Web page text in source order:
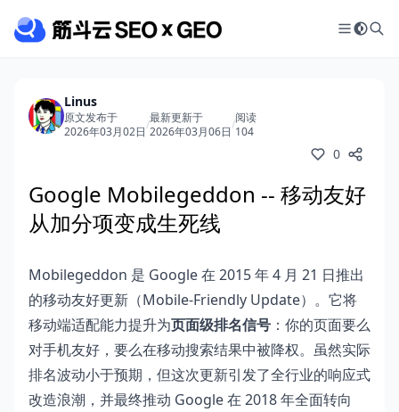
Linus
原文发布于
2026年03月02日/最新更新于
2026年03月06日/阅读
104
0
Google Mobilegeddon -- 移动友好
从加分项变成生死线
Mobilegeddon 是 Google 在 2015 年 4 月 21 日推出
的移动友好更新（Mobile-Friendly Update）。它将
移动端适配能力提升为页面级排名信号 ：你的页面要么
对手机友好，要么在移动搜索结果中被降权。虽然实际
排名波动小于预期，但这次更新引发了全行业的响应式
改造浪潮，并最终推动 Google 在 2018 年全面转向